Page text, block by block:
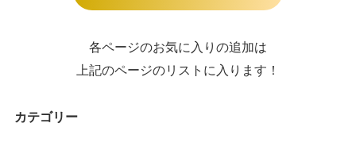
各ページのお気に入りの追加は
上記のページのリストに入ります！
カテゴリー